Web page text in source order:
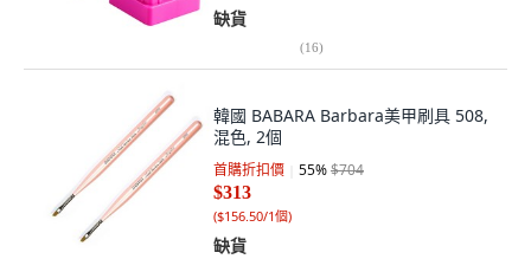
缺貨
(16)
韓國 BABARA Barbara美甲刷具 508,
混色, 2個
首購折扣價 55%$704
$313
($156.50/1個)
缺貨